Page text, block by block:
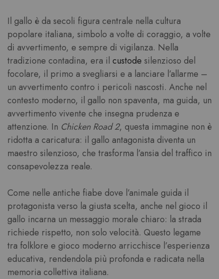
Il gallo è da secoli figura centrale nella cultura
popolare italiana, simbolo a volte di coraggio, a volte
di avvertimento, e sempre di vigilanza. Nella
tradizione contadina, era il custode silenzioso del
focolare, il primo a svegliarsi e a lanciare l’allarme –
un avvertimento contro i pericoli nascosti. Anche nel
contesto moderno, il gallo non spaventa, ma guida, un
avvertimento vivente che insegna prudenza e
attenzione. In Chicken Road 2, questa immagine non è
ridotta a caricatura: il gallo antagonista diventa un
maestro silenzioso, che trasforma l’ansia del traffico in
consapevolezza reale.
Come nelle antiche fiabe dove l’animale guida il
protagonista verso la giusta scelta, anche nel gioco il
gallo incarna un messaggio morale chiaro: la strada
richiede rispetto, non solo velocità. Questo legame
tra folklore e gioco moderno arricchisce l’esperienza
educativa, rendendola più profonda e radicata nella
memoria collettiva italiana.